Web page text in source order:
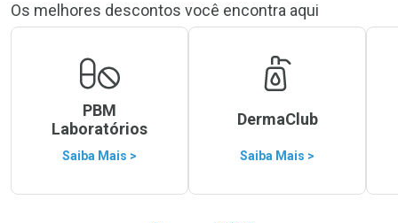
Os melhores descontos você encontra aqui
PBM
Laboratórios
Saiba Mais >
DermaClub
Saiba Mais >